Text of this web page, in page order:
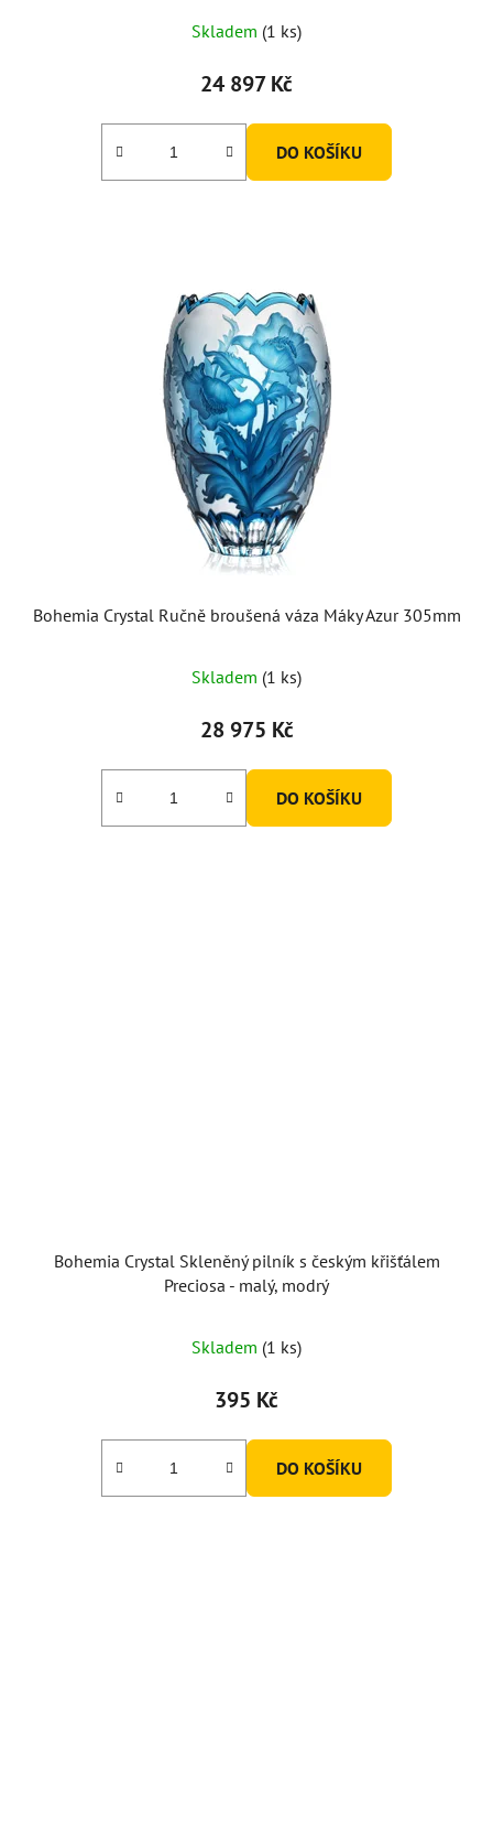
Skladem (1 ks)
24 897 Kč
DO KOŠÍKU
Bohemia Crystal Ručně broušená váza Máky Azur 305mm
Skladem (1 ks)
28 975 Kč
DO KOŠÍKU
Bohemia Crystal Skleněný pilník s českým křišťálem
Preciosa - malý, modrý
Skladem (1 ks)
395 Kč
DO KOŠÍKU